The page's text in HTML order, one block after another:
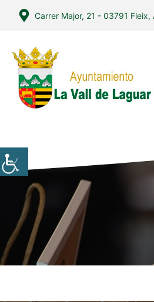
Saltar
Carrer Major, 21 - 03791 Fleix,